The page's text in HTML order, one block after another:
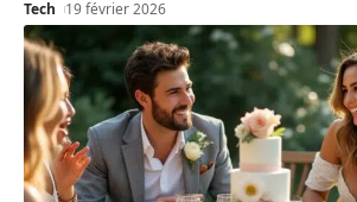
Tech 19 février 2026